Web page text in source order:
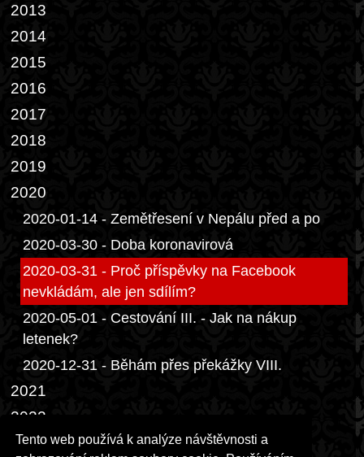
Tento web používá k analýze návštěvnosti a
2013
2014
2015
2016
2017
2018
2019
2020
2020-01-14 - Zemětřesení v Nepálu před a po
2020-03-30 - Doba koronavirová
2020-03-31 - Proč příspěvky na Facebook
nevkládám, ale jen sdílím?
2020-05-01 - Cestování III. - Jak na nákup
letenek?
2020-12-31 - Běhám přes překážky VIII.
2021
2022
2023